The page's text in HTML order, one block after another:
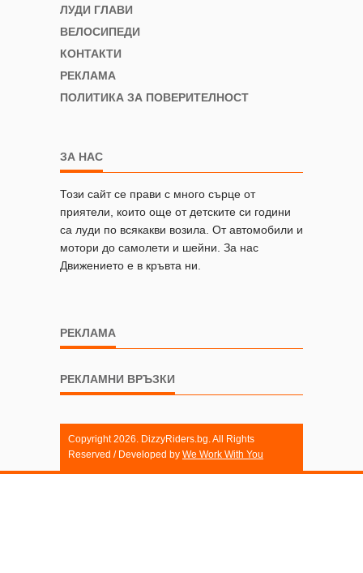
ЛУДИ ГЛАВИ
ВЕЛОСИПЕДИ
КОНТАКТИ
РЕКЛАМА
ПОЛИТИКА ЗА ПОВЕРИТЕЛНОСТ
ЗА НАС
Този сайт се прави с много сърце от
приятели, които още от детските си години
са луди по всякакви возила. От автомобили и
мотори до самолети и шейни. За нас
Движението е в кръвта ни.
РЕКЛАМА
РЕКЛАМНИ ВРЪЗКИ
Copyright 2026. DizzyRiders.bg. All Rights
Reserved / Developed by We Work With You